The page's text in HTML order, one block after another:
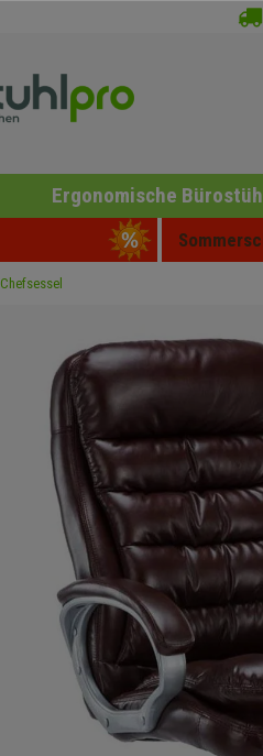
Ergonomische
Chefsessel